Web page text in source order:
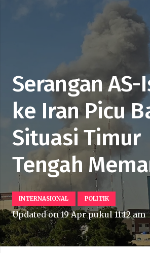
Serangan AS-
ke Iran Picu
Situasi Timur
Tengah
INTERNASIONAL POLITIK
Updated on19 Apr pukul 11:12 am